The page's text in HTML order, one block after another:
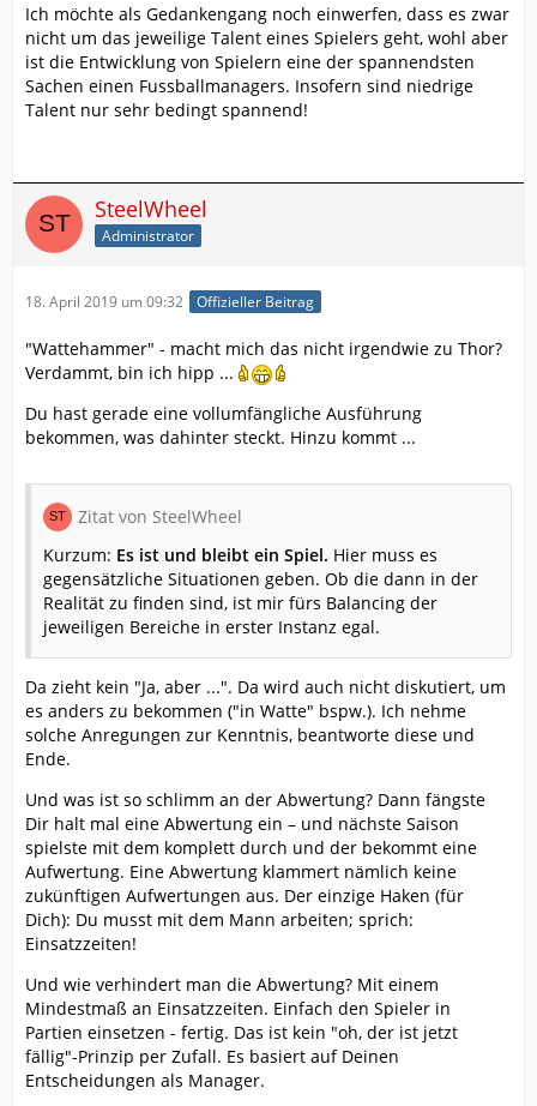
Ich möchte als Gedankengang noch einwerfen, dass es zwar
nicht um das jeweilige Talent eines Spielers geht, wohl aber
ist die Entwicklung von Spielern eine der spannendsten
Sachen einen Fussballmanagers. Insofern sind niedrige
Talent nur sehr bedingt spannend!
SteelWheel
Administrator
18. April 2019 um 09:32 Offizieller Beitrag
"Wattehammer" - macht mich das nicht irgendwie zu Thor?
Verdammt, bin ich hipp ...
Du hast gerade eine vollumfängliche Ausführung
bekommen, was dahinter steckt. Hinzu kommt ...
Zitat von SteelWheel
Kurzum: Es ist und bleibt ein Spiel. Hier muss es
gegensätzliche Situationen geben. Ob die dann in der
Realität zu finden sind, ist mir fürs Balancing der
jeweiligen Bereiche in erster Instanz egal.
Da zieht kein "Ja, aber ...". Da wird auch nicht diskutiert, um
es anders zu bekommen ("in Watte" bspw.). Ich nehme
solche Anregungen zur Kenntnis, beantworte diese und
Ende.
Und was ist so schlimm an der Abwertung? Dann fängste
Dir halt mal eine Abwertung ein – und nächste Saison
spielste mit dem komplett durch und der bekommt eine
Aufwertung. Eine Abwertung klammert nämlich keine
zukünftigen Aufwertungen aus. Der einzige Haken (für
Dich): Du musst mit dem Mann arbeiten; sprich:
Einsatzzeiten!
Und wie verhindert man die Abwertung? Mit einem
Mindestmaß an Einsatzzeiten. Einfach den Spieler in
Partien einsetzen - fertig. Das ist kein "oh, der ist jetzt
fällig"-Prinzip per Zufall. Es basiert auf Deinen
Entscheidungen als Manager.